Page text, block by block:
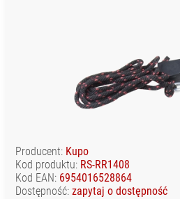
Producent: Kupo
Kod produktu: RS-RR1408
Kod EAN: 6954016528864
Dostępność: zapytaj o dostępność